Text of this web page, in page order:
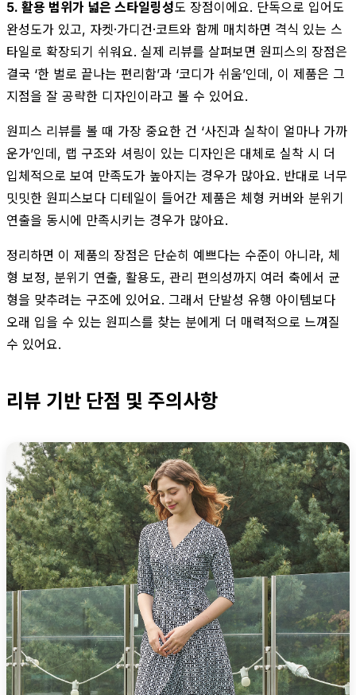
5. 활용 범위가 넓은 스타일링성도 장점이에요. 단독으로 입어도
완성도가 있고, 자켓·가디건·코트와 함께 매치하면 격식 있는 스
타일로 확장되기 쉬워요. 실제 리뷰를 살펴보면 원피스의 장점은
결국 ‘한 벌로 끝나는 편리함’과 ‘코디가 쉬움’인데, 이 제품은 그
지점을 잘 공략한 디자인이라고 볼 수 있어요.
원피스 리뷰를 볼 때 가장 중요한 건 ‘사진과 실착이 얼마나 가까
운가’인데, 랩 구조와 셔링이 있는 디자인은 대체로 실착 시 더
입체적으로 보여 만족도가 높아지는 경우가 많아요. 반대로 너무
밋밋한 원피스보다 디테일이 들어간 제품은 체형 커버와 분위기
연출을 동시에 만족시키는 경우가 많아요.
정리하면 이 제품의 장점은 단순히 예쁘다는 수준이 아니라, 체
형 보정, 분위기 연출, 활용도, 관리 편의성까지 여러 축에서 균
형을 맞추려는 구조에 있어요. 그래서 단발성 유행 아이템보다
오래 입을 수 있는 원피스를 찾는 분에게 더 매력적으로 느껴질
수 있어요.
리뷰 기반 단점 및 주의사항